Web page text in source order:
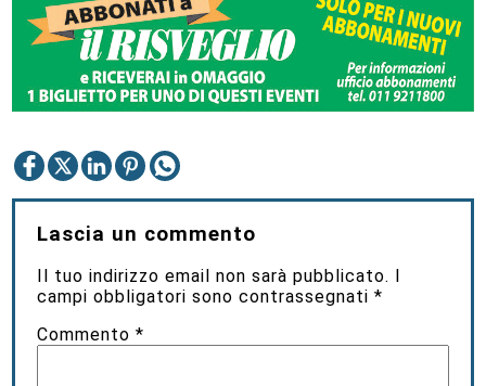
Lascia un commento
Il tuo indirizzo email non sarà pubblicato.
campi obbligatori sono contrassegnati*
Commento*